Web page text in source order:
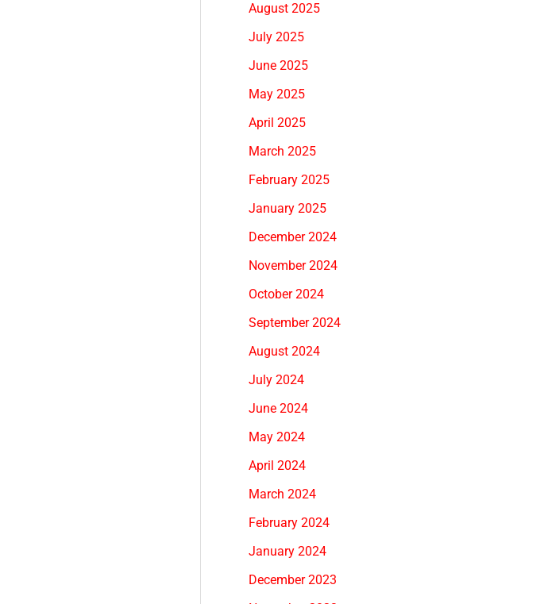
August 2025
July 2025
June 2025
May 2025
April 2025
March 2025
February 2025
January 2025
December 2024
November 2024
October 2024
September 2024
August 2024
July 2024
June 2024
May 2024
April 2024
March 2024
February 2024
January 2024
December 2023